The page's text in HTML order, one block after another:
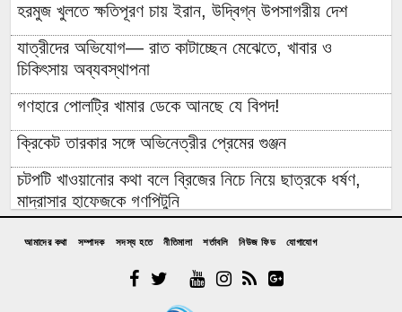
হরমুজ খুলতে ক্ষতিপূরণ চায় ইরান, উদ্বিগ্ন উপসাগরীয় দেশ
যাত্রীদের অভিযোগ— রাত কাটাচ্ছেন মেঝেতে, খাবার ও
চিকিৎসায় অব্যবস্থাপনা
গণহারে পোলট্রি খামার ডেকে আনছে যে বিপদ!
ক্রিকেট তারকার সঙ্গে অভিনেত্রীর প্রেমের গুঞ্জন
চটপটি খাওয়ানোর কথা বলে ব্রিজের নিচে নিয়ে ছাত্রকে ধর্ষণ,
মাদ্রাসার হাফেজকে গণপিটুনি
যুবলীগ নেতার বাড়িতে হামলা-লুটপাটে গিয়ে জনতার প্রতিরোধে
আমাদের কথা সম্পাদক সদস্য হতে নীতিমালা শর্তাবলি নিউজ ফিড যোগাযোগ